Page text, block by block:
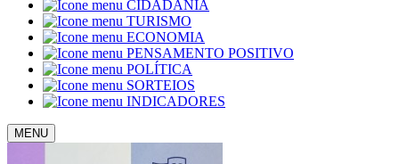
CIDADANIA
TURISMO
ECONOMIA
PENSAMENTO POSITIVO
POLÍTICA
SORTEIOS
INDICADORES
MENU